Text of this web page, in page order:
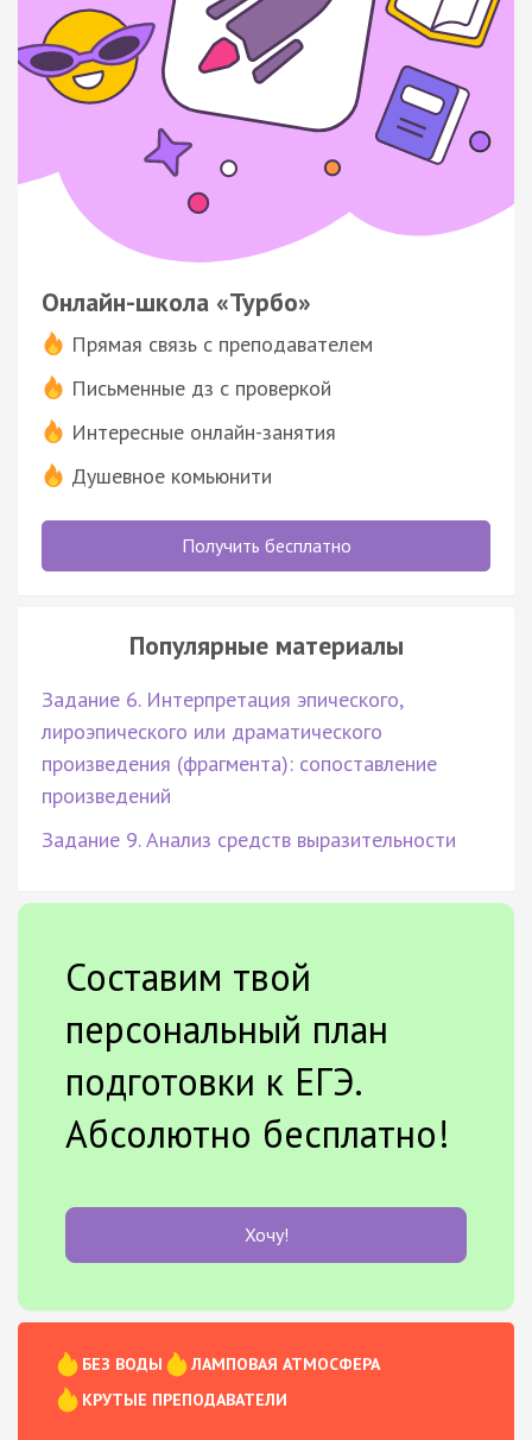
Онлайн-школа «Турбо»
Прямая связь с преподавателем
Письменные дз с проверкой
Интересные онлайн-занятия
Душевное комьюнити
Получить бесплатно
Популярные материалы
Задание 6. Интерпретация эпического,
лироэпического или драматического
произведения (фрагмента): сопоставление
произведений
Задание 9. Анализ средств выразительности
Составим твой
персональный план
подготовки к ЕГЭ.
Абсолютно бесплатно!
Хочу!
БЕЗ ВОДЫ
ЛАМПОВАЯ АТМОСФЕРА
КРУТЫЕ ПРЕПОДАВАТЕЛИ